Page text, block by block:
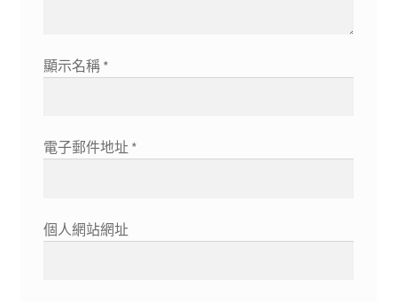
顯示名稱 *
電子郵件地址 *
個人網站網址